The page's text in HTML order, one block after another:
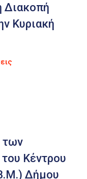
Κυριακή
των
Κέντρου
Δήμου